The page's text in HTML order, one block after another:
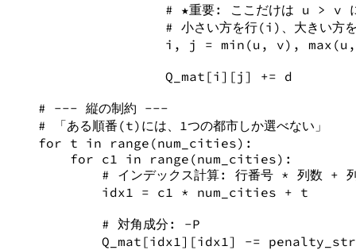
# ★重要: ここだけは u > v に
# 小さい方を行(i)、大きい方
i, j = min (u, v), max
Q_mat[i][j] += d
# --- 縦の制約 ---
# 「ある順番(t)には、1つの都市しか選べない」
for t in range (num_cities):
for c1 in range (num_cities):
# インデックス計算: 行番号 * 列数 +
idx1 = c1 * num_cities + t
# 対角成分: -P
Q_mat[idx1][idx1] -=